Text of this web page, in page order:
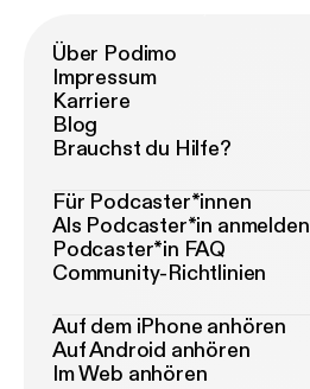
Über Podimo
Impressum
Karriere
Blog
Brauchst du Hilfe?
Für Podcaster*innen
Als Podcaster*in anmelden
Podcaster*in FAQ
Community-Richtlinien
Auf dem iPhone anhören
Auf Android anhören
Im Web anhören